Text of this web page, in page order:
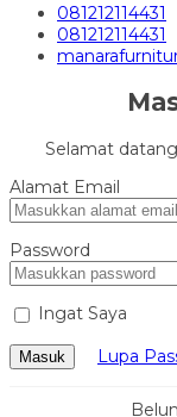
081212114431
081212114431
Selamat
Alamat Email
Password
Ingat Saya
Masuk Lupa